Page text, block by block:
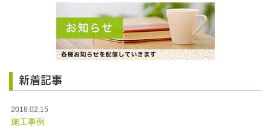
新着記事
2018.02.15
施工事例